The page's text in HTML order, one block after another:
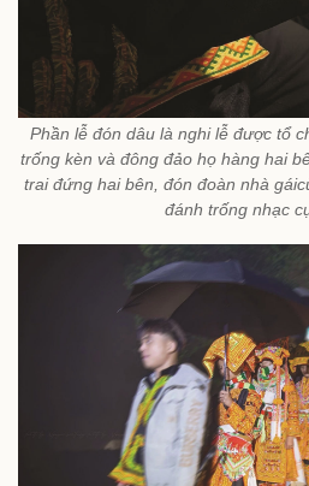
Phần lễ đón dâu là nghi lễ được tổ
trống kèn và đông đảo họ hàng hai
trai đứng hai bên, đón đoàn nhà
đánh trống nhạc